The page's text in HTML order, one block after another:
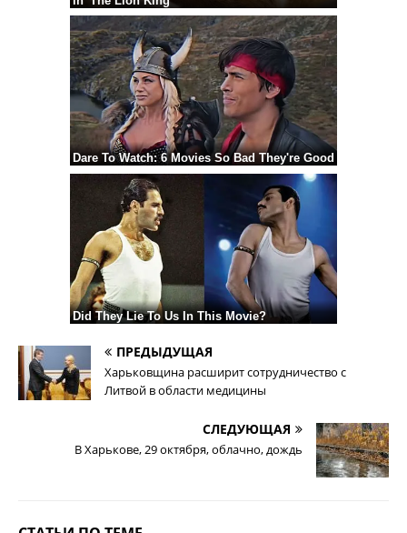
ПРЕДЫДУЩАЯ
Харьковщина расширит сотрудничество с
Литвой в области медицины
СЛЕДУЮЩАЯ
В Харькове, 29 октября, облачно, дождь